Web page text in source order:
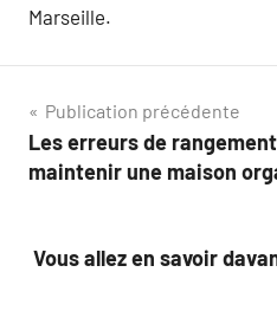
Marseille.
Navigation
de
Publication précédente
Les erreurs de
maintenir une maison
Vous allez en savoir